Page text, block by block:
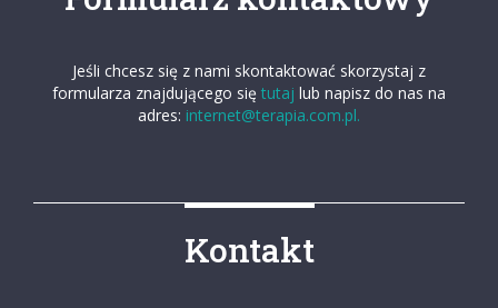
Jeśli chcesz się z nami skontaktować skorzystaj z
formularza znajdującego się tutaj lub napisz do nas na
adres: internet@terapia.com.pl.
Kontakt